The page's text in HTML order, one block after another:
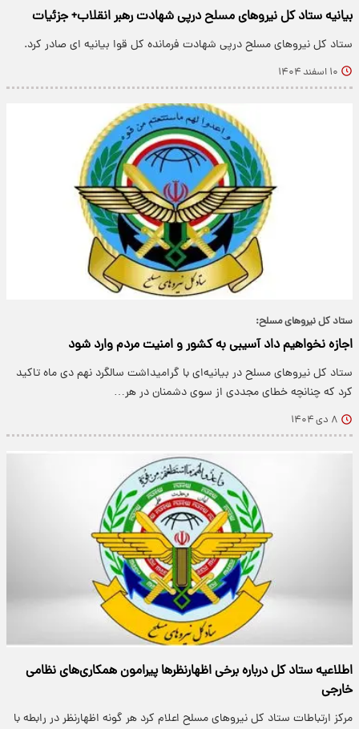
بیانیه ستاد کل نیروهای مسلح درپی شهادت رهبر انقلاب+ جزئیات
ستاد کل نیروهای مسلح درپی شهادت فرمانده کل قوا بیانیه ای صادر کرد.
۱۰ اسفند ۱۴۰۴
ستاد کل نیروهای مسلح:
اجازه نخواهیم داد آسیبی به کشور و امنیت مردم وارد شود
ستاد کل نیروهای مسلح در بیانیه‌ای با گرامیداشت سالگرد نهم دی ماه تاکید
کرد که چنانچه خطای مجددی از سوی دشمنان در هر…
۸ دی ۱۴۰۴
اطلاعیه ستاد کل درباره برخی اظهارنظرها پیرامون همکاری‌های نظامی
خارجی
مرکز ارتباطات ستاد کل نیروهای مسلح اعلام کرد هر گونه اظهارنظر در رابطه با